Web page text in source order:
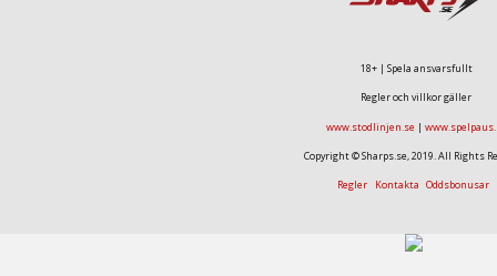
18+ | Spela ansvarsfullt
Regler och villkor gäller
www.stodlinjen.se |
Copyright © Sharps.se, 2019. All Rights
Regler Kontakta Oddsbonusar